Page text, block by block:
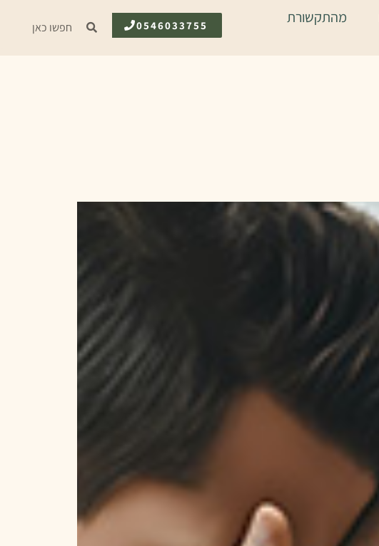
מהתקשורת
0546033755